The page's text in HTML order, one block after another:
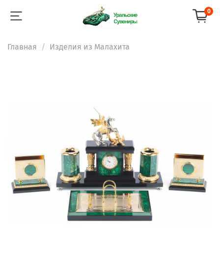
0
Главная Изделия из Малахита